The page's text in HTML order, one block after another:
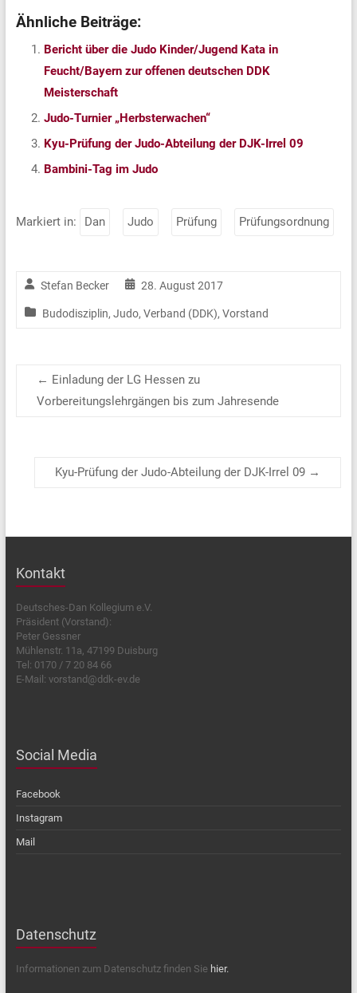
Ähnliche Beiträge:
Bericht über die Judo Kinder/Jugend Kata in
Feucht/Bayern zur offenen deutschen DDK
Meisterschaft
Judo-Turnier „Herbsterwachen“
Kyu-Prüfung der Judo-Abteilung der DJK-Irrel 09
Bambini-Tag im Judo
Markiert in: Dan Judo Prüfung Prüfungsordnung
Stefan Becker 28. August 2017
Budodisziplin, Judo, Verband (DDK), Vorstand
← Einladung der LG Hessen zu
Vorbereitungslehrgängen bis zum Jahresende
Kyu-Prüfung der Judo-Abteilung der DJK-Irrel 09 →
Kontakt
Deutsches-Dan Kollegium e.V.
Präsident (Vorstand):
Peter Gessner
Mühlenstr. 11a, 47199 Duisburg
Tel: 0170 / 7 20 84 66
E-Mail: vorstand@ddk-ev.de
Social Media
Facebook
Instagram
Mail
Datenschutz
Informationen zum Datenschutz finden Sie hier.